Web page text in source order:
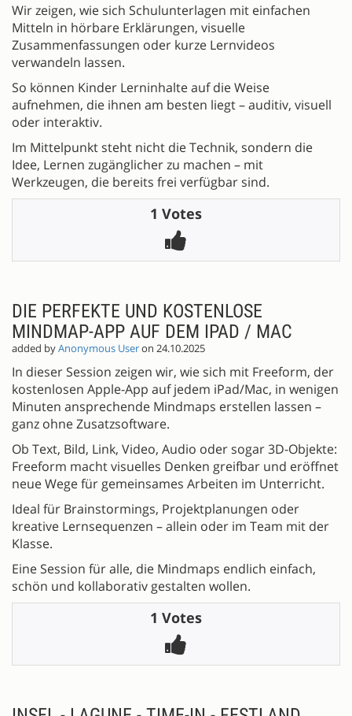
Wir zeigen, wie sich Schulunterlagen mit einfachen
Mitteln in hörbare Erklärungen, visuelle
Zusammenfassungen oder kurze Lernvideos
verwandeln lassen.
So können Kinder Lerninhalte auf die Weise
aufnehmen, die ihnen am besten liegt – auditiv, visuell
oder interaktiv.
Im Mittelpunkt steht nicht die Technik, sondern die
Idee, Lernen zugänglicher zu machen – mit
Werkzeugen, die bereits frei verfügbar sind.
1 Votes
DIE PERFEKTE UND KOSTENLOSE
MINDMAP-APP AUF DEM IPAD / MAC
added byAnonymous Useron 24.10.2025
In dieser Session zeigen wir, wie sich mit Freeform, der
kostenlosen Apple-App auf jedem iPad/Mac, in wenigen
Minuten ansprechende Mindmaps erstellen lassen –
ganz ohne Zusatzsoftware.
Ob Text, Bild, Link, Video, Audio oder sogar 3D-Objekte:
Freeform macht visuelles Denken greifbar und eröffnet
neue Wege für gemeinsames Arbeiten im Unterricht.
Ideal für Brainstormings, Projektplanungen oder
kreative Lernsequenzen – allein oder im Team mit der
Klasse.
Eine Session für alle, die Mindmaps endlich einfach,
schön und kollaborativ gestalten wollen.
1 Votes